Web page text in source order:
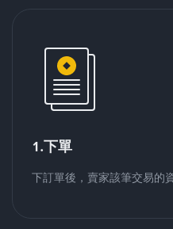
1.下單
下訂單後，賣家該筆交易的